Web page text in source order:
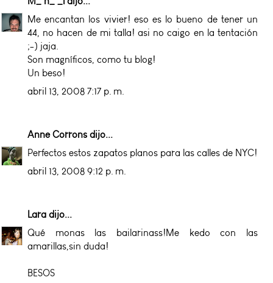
Me encantan los vivier! eso es lo bueno de tener un
44, no hacen de mi talla! asi no caigo en la tentación
;-) jaja.
Son magníficos, como tu blog!
Un beso!
abril 13, 2008 7:17 p. m.
Anne Corrons dijo...
Perfectos estos zapatos planos para las calles de NYC!
abril 13, 2008 9:12 p. m.
Lara dijo...
Qué monas las bailarinass!Me kedo con las
amarillas,sin duda!
BESOS